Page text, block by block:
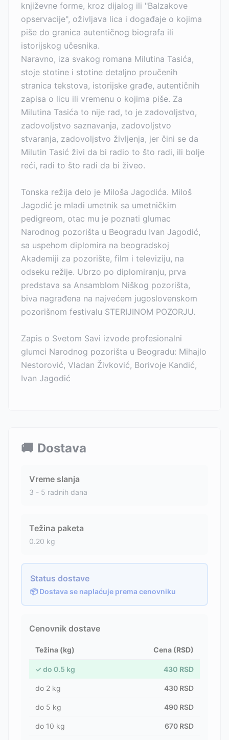
književne forme, kroz dijalog ili "Balzakove
opservacije", oživljava lica i događaje o kojima
piše do granica autentičnog biografa ili
istorijskog učesnika.
Naravno, iza svakog romana Milutina Tasića,
stoje stotine i stotine detaljno proučenih
stranica tekstova, istorijske građe, autentičnih
zapisa o licu ili vremenu o kojima piše. Za
Milutina Tasića to nije rad, to je zadovoljstvo,
zadovoljstvo saznavanja, zadovoljstvo
stvaranja, zadovoljstvo življenja, jer čini se da
Milutin Tasić živi da bi radio to što radi, ili bolje
reći, radi to što radi da bi živeo.
Tonska režija delo je Miloša Jagodića. Miloš
Jagodić je mladi umetnik sa umetničkim
pedigreom, otac mu je poznati glumac
Narodnog pozorišta u Beogradu Ivan Jagodić,
sa uspehom diplomira na beogradskoj
Akademiji za pozorište, film i televiziju, na
odseku režije. Ubrzo po diplomiranju, prva
predstava sa Ansamblom Niškog pozorišta,
biva nagrađena na najvećem jugoslovenskom
pozorišnom festivalu STERIJINOM POZORJU.
Zapis o Svetom Savi izvode profesionalni
glumci Narodnog pozorišta u Beogradu: Mihajlo
Nestorović, Vladan Živković, Borivoje Kandić,
Ivan Jagodić
🚚 Dostava
Vreme slanja
3 - 5 radnih dana
Težina paketa
0.20 kg
Status dostave
📦 Dostava se naplaćuje prema cenovniku
Cenovnik dostave
Težina (kg) Cena (RSD)
✓ do 0.5 kg 430 RSD
do 2 kg 430 RSD
do 5 kg 490 RSD
do 10 kg 670 RSD